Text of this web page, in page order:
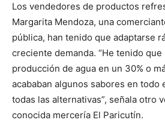
Los vendedores de productos
Margarita Mendoza, una
pública, han tenido que adaptarse
creciente demanda. “He tenido que
producción de agua en un 30% o
acababan algunos sabores en todo
todas las alternativas”, señala otro
conocida mercería El Paricutín.